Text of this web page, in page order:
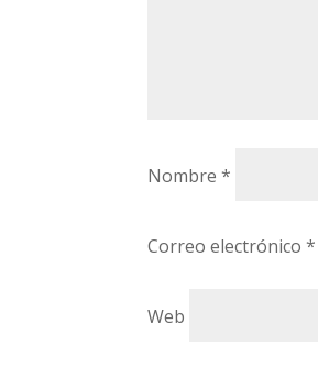
Nombre*
Correo electrónico*
Web